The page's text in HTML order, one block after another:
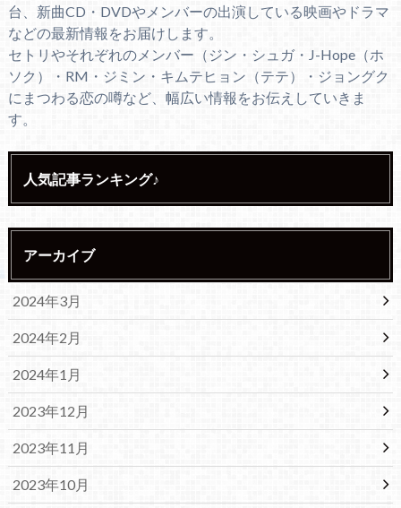
台、新曲CD・DVDやメンバーの出演している映画やドラマ
などの最新情報をお届けします。
セトリやそれぞれのメンバー（ジン・シュガ・J-Hope（ホ
ソク）・RM・ジミン・キムテヒョン（テテ）・ジョングク
にまつわる恋の噂など、幅広い情報をお伝えしていきま
す。
人気記事ランキング♪
アーカイブ
2024年3月
2024年2月
2024年1月
2023年12月
2023年11月
2023年10月